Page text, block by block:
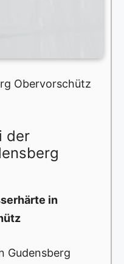
Obervorschütz
der
in
Gudensberg